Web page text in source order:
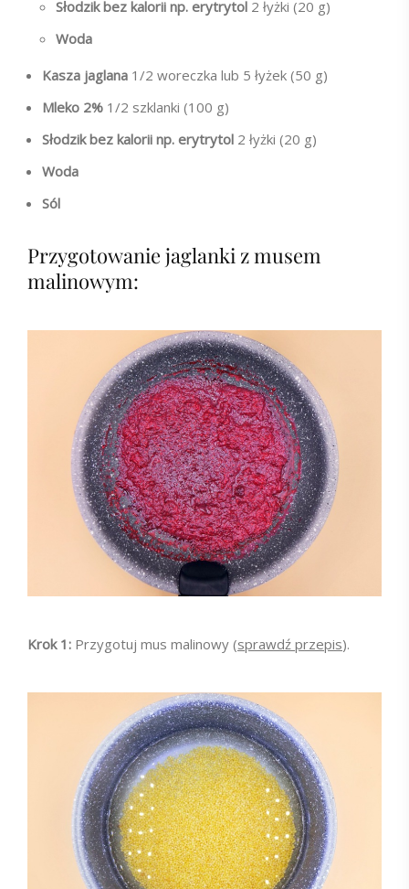
Słodzik bez kalorii np. erytrytol 2 łyżki (20 g)
Woda
Kasza jaglana 1/2 woreczka lub 5 łyżek (50 g)
Mleko 2% 1/2 szklanki (100 g)
Słodzik bez kalorii np. erytrytol 2 łyżki (20 g)
Woda
Sól
Przygotowanie jaglanki z musem
malinowym:
Krok 1: Przygotuj mus malinowy (sprawdź przepis).